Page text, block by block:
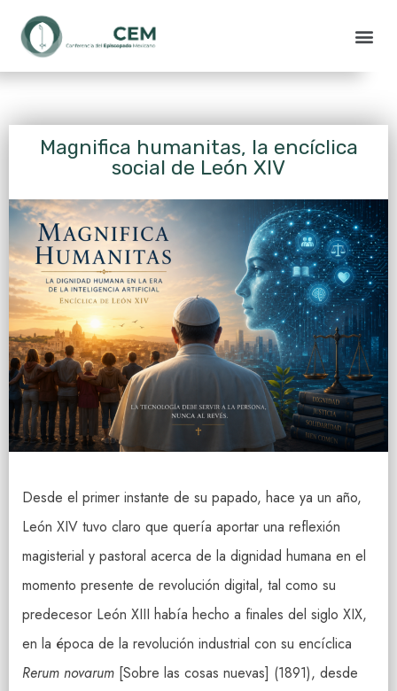
Magnifica humanitas, la encíclica
social de León XIV
Desde el primer instante de su papado, hace ya un año,
León XIV tuvo claro que quería aportar una reflexión
magisterial y pastoral acerca de la dignidad humana en el
momento presente de revolución digital, tal como su
predecesor León XIII había hecho a finales del siglo XIX,
en la época de la revolución industrial con su encíclica
Rerum novarum [Sobre las cosas nuevas] (1891), desde